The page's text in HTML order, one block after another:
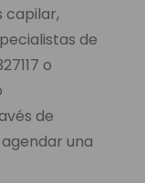
capilar,
de
o
de
una